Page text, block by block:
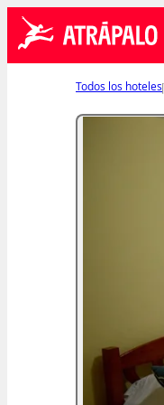
Todos los hoteles